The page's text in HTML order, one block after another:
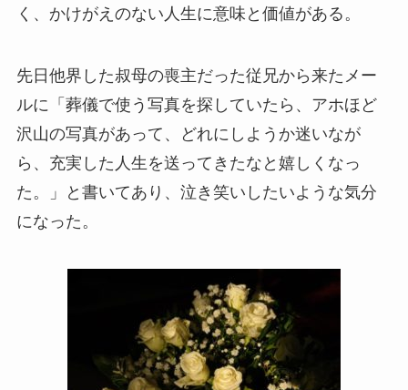
く、かけがえのない人生に意味と価値がある。
先日他界した叔母の喪主だった従兄から来たメー
ルに「葬儀で使う写真を探していたら、アホほど
沢山の写真があって、どれにしようか迷いなが
ら、充実した人生を送ってきたなと嬉しくなっ
た。」と書いてあり、泣き笑いしたいような気分
になった。